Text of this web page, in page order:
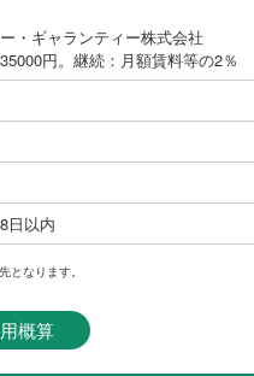
・ギャランティー株式会社
円。継続：月額賃料等の2％
日以内
となります。
概算